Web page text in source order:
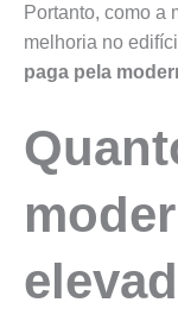
Portanto, como a
melhoria no
paga pela